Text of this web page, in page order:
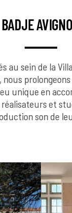
BADJE
au sein de la
nous
unique en
et
son de